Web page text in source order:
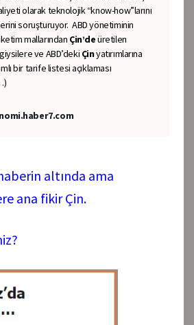
olarak teknolojik “know-how”larını
soruşturuyor. ABD yönetiminin
mallarından Çin’deüretilen
ve ABD’deki Çinyatırımlarına
bir tarife listesi açıklaması
altında ama
ana fikir Çin.